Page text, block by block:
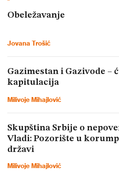
Obeležavanje
Jovana Trošić
Gazimestan i Gazivode –
kapitulacija
Milivoje Mihajlović
Skupština Srbije o
Vladi: Pozorište u
državi
Milivoje Mihajlović